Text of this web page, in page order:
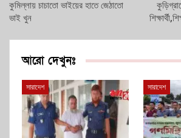
কুমিল্লায় চাচাতো ভাইয়ের হাতে জেঠাতো
ভাই খুন
আরো দেখুনঃ
সারাদেশ সারাদেশ